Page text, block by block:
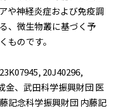
や神経炎症および免疫調
、微⽣物叢に基づく予
ものです。
20J40296,
⾦、武⽥科学振興財団 医
記念科学振興財団 内藤記